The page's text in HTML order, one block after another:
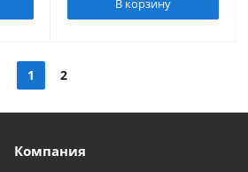
1 2
Компания